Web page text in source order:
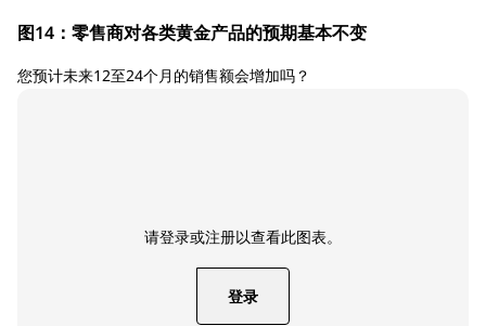
图14：零售商对各类黄金产品的预期基本不变
您预计未来12至24个月的销售额会增加吗？
请登录或注册以查看此图表。
登录